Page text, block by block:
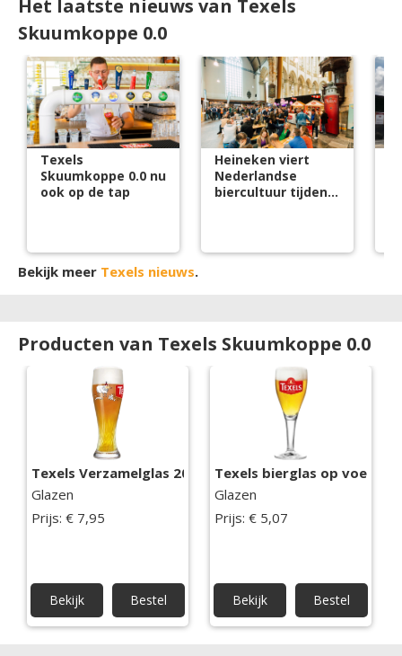
Het laatste nieuws van Texels
Skuumkoppe 0.0
Texels
Skuumkoppe 0.0 nu
ook op de tap
Heineken viert
Nederlandse
biercultuur tijdens
Bekijk meer Texels nieuws.
Producten van Texels Skuumkoppe 0.0
Texels Verzamelglas 2025
Glazen
Prijs: € 7,95
Bekijk Bestel
Texels bierglas op voet
Glazen
Prijs: € 5,07
Bekijk Bestel